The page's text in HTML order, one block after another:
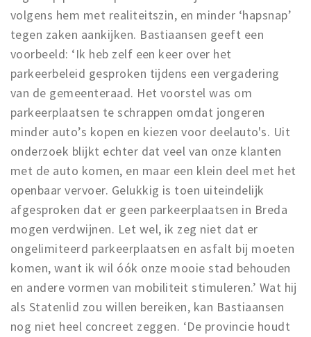
volgens hem met realiteitszin, en minder ‘hapsnap’
tegen zaken aankijken. Bastiaansen geeft een
voorbeeld: ‘Ik heb zelf een keer over het
parkeerbeleid gesproken tijdens een vergadering
van de gemeenteraad. Het voorstel was om
parkeerplaatsen te schrappen omdat jongeren
minder auto’s kopen en kiezen voor deelauto's. Uit
onderzoek blijkt echter dat veel van onze klanten
met de auto komen, en maar een klein deel met het
openbaar vervoer. Gelukkig is toen uiteindelijk
afgesproken dat er geen parkeerplaatsen in Breda
mogen verdwijnen. Let wel, ik zeg niet dat er
ongelimiteerd parkeerplaatsen en asfalt bij moeten
komen, want ik wil óók onze mooie stad behouden
en andere vormen van mobiliteit stimuleren.’ Wat hij
als Statenlid zou willen bereiken, kan Bastiaansen
nog niet heel concreet zeggen. ‘De provincie houdt